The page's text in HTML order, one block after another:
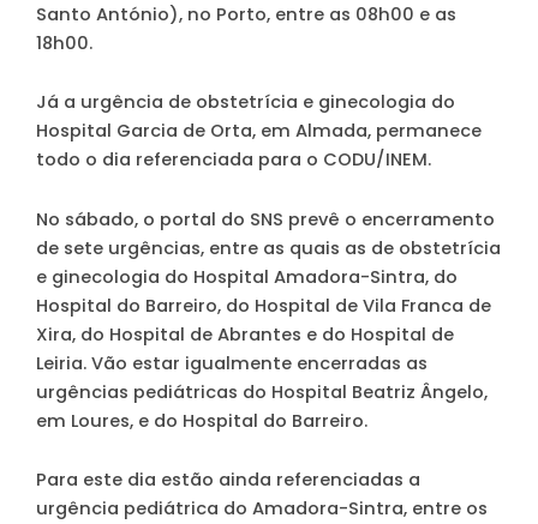
Santo António), no Porto, entre as 08h00 e as
18h00.
Já a urgência de obstetrícia e ginecologia do
Hospital Garcia de Orta, em Almada, permanece
todo o dia referenciada para o CODU/INEM.
No sábado, o portal do SNS prevê o encerramento
de sete urgências, entre as quais as de obstetrícia
e ginecologia do Hospital Amadora-Sintra, do
Hospital do Barreiro, do Hospital de Vila Franca de
Xira, do Hospital de Abrantes e do Hospital de
Leiria. Vão estar igualmente encerradas as
urgências pediátricas do Hospital Beatriz Ângelo,
em Loures, e do Hospital do Barreiro.
Para este dia estão ainda referenciadas a
urgência pediátrica do Amadora-Sintra, entre os